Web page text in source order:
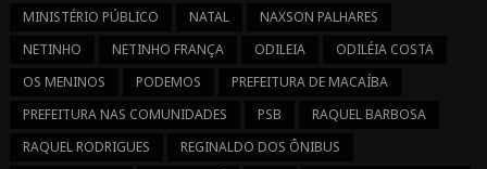
MINISTÉRIO PÚBLICO
NATAL
NAXSON PALHARES
NETINHO
NETINHO FRANÇA ODILEIA
ODILÉIA COSTA
OS MENINOS
PODEMOS
PREFEITURA DE MACAÍBA
PREFEITURA NAS COMUNIDADES
PSB
RAQUEL BARBOSA
RAQUEL RODRIGUES
REGINALDO DOS ÔNIBUS